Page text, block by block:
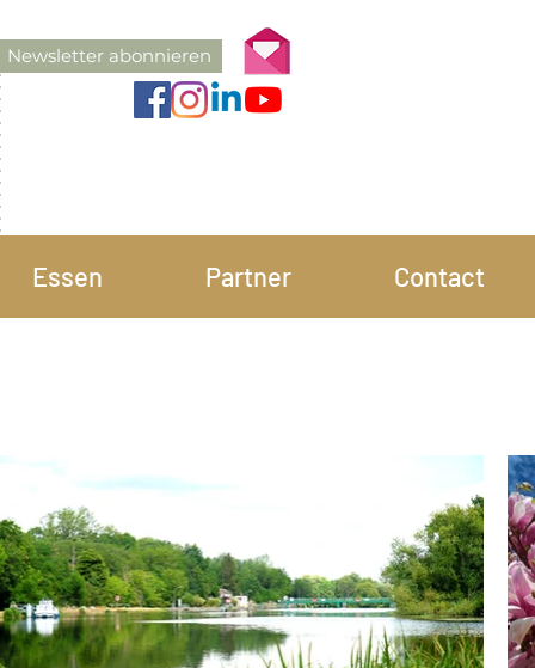
Newsletter abonnieren
Essen Partner Contact